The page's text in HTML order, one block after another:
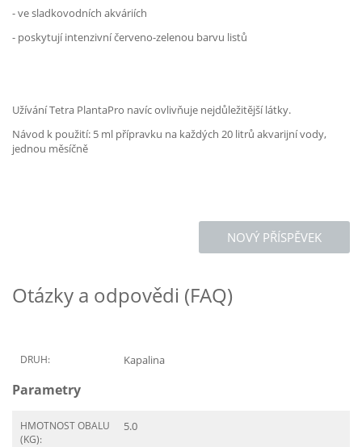
- ve sladkovodních akváriích
- poskytují intenzivní červeno-zelenou barvu listů
Užívání Tetra PlantaPro navíc ovlivňuje nejdůležitější látky.
Návod k použití: 5 ml přípravku na každých 20 litrů akvarijní vody,
jednou měsíčně
NOVÝ PŘÍSPĚVEK
Otázky a odpovědi (FAQ)
DRUH: Kapalina
Parametry
HMOTNOST OBALU
(KG):
5.0